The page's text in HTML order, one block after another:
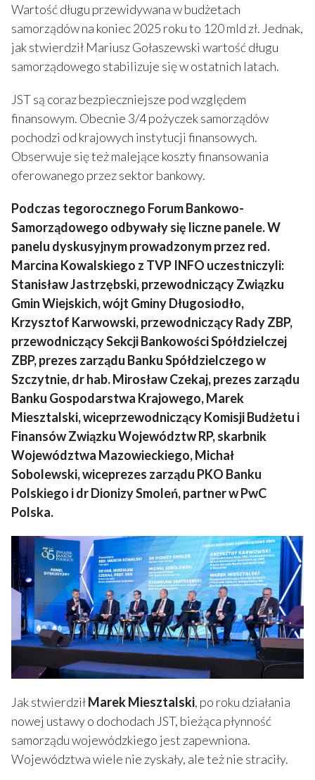
Wartość długu przewidywana w budżetach
samorządów na koniec 2025 roku to 120 mld zł. Jednak,
jak stwierdził Mariusz Gołaszewski wartość długu
samorządowego stabilizuje się w ostatnich latach.
JST są coraz bezpieczniejsze pod względem
finansowym. Obecnie 3/4 pożyczek samorządów
pochodzi od krajowych instytucji finansowych.
Obserwuje się też malejące koszty finansowania
oferowanego przez sektor bankowy.
Podczas tegorocznego Forum Bankowo-
Samorządowego odbywały się liczne panele. W
panelu dyskusyjnym prowadzonym przez red.
Marcina Kowalskiego z TVP INFO uczestniczyli:
Stanisław Jastrzębski, przewodniczący Związku
Gmin Wiejskich, wójt Gminy Długosiodło,
Krzysztof Karwowski, przewodniczący Rady ZBP,
przewodniczący Sekcji Bankowości Spółdzielczej
ZBP, prezes zarządu Banku Spółdzielczego w
Szczytnie, dr hab. Mirosław Czekaj, prezes zarządu
Banku Gospodarstwa Krajowego, Marek
Miesztalski, wiceprzewodniczący Komisji Budżetu i
Finansów Związku Województw RP, skarbnik
Województwa Mazowieckiego, Michał
Sobolewski, wiceprezes zarządu PKO Banku
Polskiego i dr Dionizy Smoleń, partner w PwC
Polska.
Jak stwierdziłMarek Miesztalski, po roku działania
nowej ustawy o dochodach JST, bieżąca płynność
samorządu wojewódzkiego jest zapewniona.
Województwa wiele nie zyskały, ale też nie straciły.